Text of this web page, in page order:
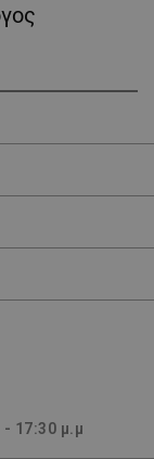
17:30 μ.μ